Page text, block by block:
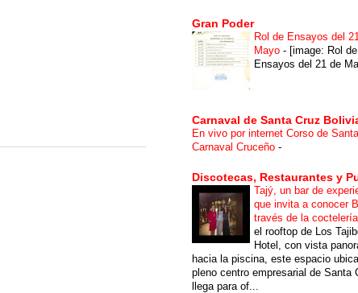
Gran Poder
Rol de Ensayos del
Mayo - [image: Rol de
Ensayos del 21 de
Carnaval de Santa Cruz
En vivo por internet Corso de
Carnaval Cruceño -
Discotecas, Restaurantes y
Tajý, un bar de
que invita a conocer
través de la
el rooftop de Los
Hotel, con vista
hacia la piscina, este espacio
pleno centro empresarial de Santa
llega para of...